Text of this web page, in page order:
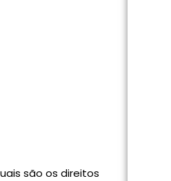
são os direitos